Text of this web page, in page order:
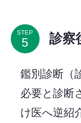
STEP 診察
鑑別診断（
必要と診断
け医へ逆紹